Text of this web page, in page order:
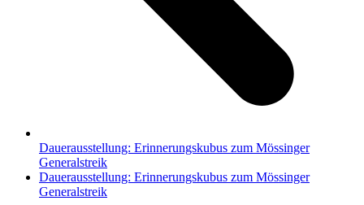
Dauerausstellung: Erinnerungskubus zum Mössinger
Generalstreik
Nächster
Beitrag:
Dauerausstellung: Erinnerungskubus zum Mössinger
Generalstreik